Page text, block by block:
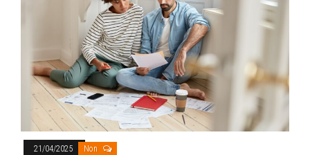
21/04/2025 Non